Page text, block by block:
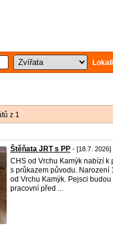
z 1
Štěňata JRT s PP - [18.7. 2026]
CHS od Vrchu Kamýk nabízí k
s průkazem původu. Narození
od Vrchu Kamýk. Pejsci
pracovní před ...